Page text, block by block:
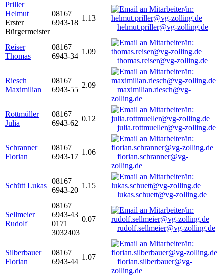
Priller
Helmut
Erster
Bürgermeister
08167
6943-18
1.13
helmut.priller@vg-zolling.de
Reiser
Thomas
08167
6943-34
1.09
thomas.reiser@vg-zolling.de
Riesch
Maximilian
08167
6943-55
2.09
maximilian.riesch@vg-
zolling.de
Rottmüller
Julia
08167
6943-62
0.12
julia.rottmueller@vg-zolling.de
Schranner
Florian
08167
6943-17
1.06
florian.schranner@vg-
zolling.de
Schütt Lukas
08167
6943-20
1.15
lukas.schuett@vg-zolling.de
Sellmeier
Rudolf
08167
6943-43
0171
3032403
0.07
rudolf.sellmeier@vg-zolling.de
Silberbauer
Florian
08167
6943-44
1.07
florian.silberbauer@vg-
zolling.de